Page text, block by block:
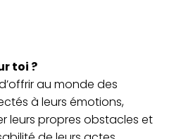
toi ?
au monde des
à leurs émotions,
leurs propres obstacles et